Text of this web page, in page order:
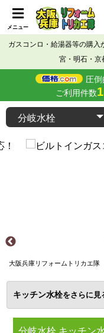
メニュー
ガスコンロ・給湯器等の購
宮・明石・京
圧
ご利用件数
大阪兵庫リフォームトリカエ隊
キッチン水栓を